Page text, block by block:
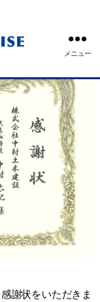
メニュー
感謝状をいただきま